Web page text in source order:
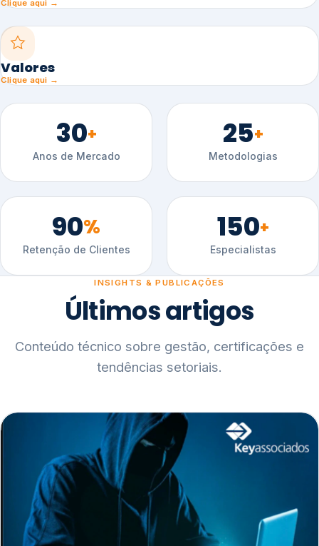
Clique aqui →
Valores
Clique aqui →
30+
Anos de Mercado
25+
Metodologias
90%
Retenção de Clientes
150+
Especialistas
INSIGHTS & PUBLICAÇÕES
Últimos artigos
Conteúdo técnico sobre gestão, certificações e
tendências setoriais.